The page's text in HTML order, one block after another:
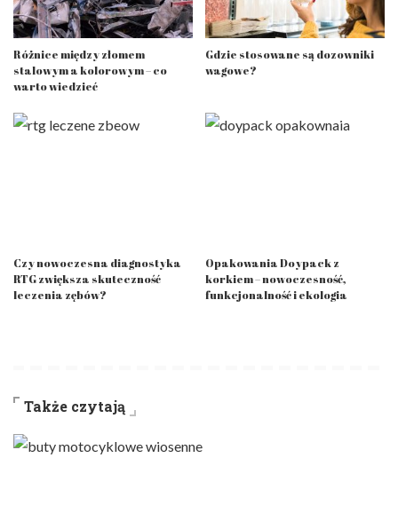
Różnice między złomem
stalowym a kolorowym – co
warto wiedzieć
Gdzie stosowane są dozowniki
wagowe?
Czy nowoczesna diagnostyka
RTG zwiększa skuteczność
leczenia zębów?
Opakowania Doypack z
korkiem – nowoczesność,
funkcjonalność i ekologia
Także czytają